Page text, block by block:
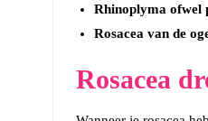
Rhinoplyma ofwel
Rosacea van de
Rosacea